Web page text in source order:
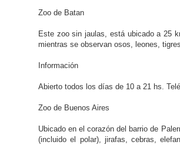
Zoo de Batan
Este zoo sin jaulas, está ubicado a 25
mientras se observan osos, leones,
Información
Abierto todos los días de 10 a 21 hs.
Zoo de Buenos Aires
Ubicado en el corazón del barrio de
(incluido el polar), jirafas, cebras,